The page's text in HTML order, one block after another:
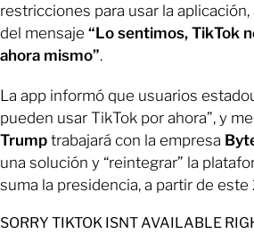
restricciones para usar la
del mensaje “Lo sentimos, TikTok
ahora mismo”.
La app informó que usuarios
pueden usar TikTok por ahora”, y
Trump trabajará con la empresa
una solución y “reintegrar” la
suma la presidencia, a partir de
SORRY TIKTOK ISNT AVAILABLE